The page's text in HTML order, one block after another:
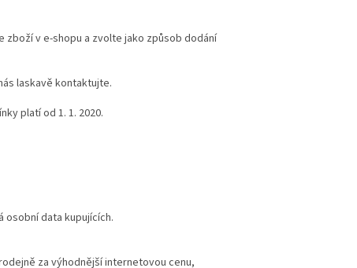
v e-shopu a zvolte jako způsob dodání
laskavě kontaktujte.
platí od 1. 1. 2020.
data kupujících.
za výhodnější internetovou cenu,